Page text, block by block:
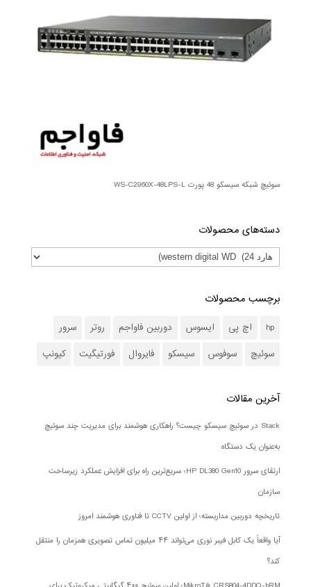
سوئیچ شبکه سیسکو 48 پورت WS-C2960X-48LPS-L
دسته‌های محصولات
برچسب محصولات
hp اچ پی ایسوس دوربین فاواجم روتر
سرور
سوئیچ
سوفوس سیسکو فایروال فورتیگیت کیونپ
آخرین مقالات
Stack در سوئیچ سیسکو چیست؟ راهکاری هوشمند برای مدیریت چند سوئیچ
به‌عنوان یک دستگاه
ارتقای سرور HP DL380 Gen10؛ سریع‌ترین راه برای افزایش عملکرد زیرساخت
سازمان
تاریخچه دوربین مداربسته؛ از اولین CCTV تا فناوری هوشمند امروز
آیا واقعاً یک کابل فیبر نوری می‌تواند ۴۴ میلیون تماس تصویری همزمان را منتقل
کند؟